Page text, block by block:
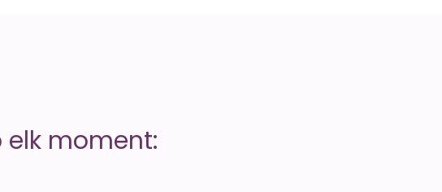
elk moment: